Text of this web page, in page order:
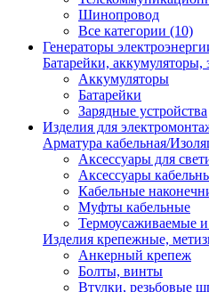
Шинопровод
Все категории (10)
Генераторы
Батарейки, аккумуляторы,
Аккумуляторы
Батарейки
Зарядные устройства
Изделия для
Арматура кабельная/
Аксессуары для
Аксессуары
Кабельные
Муфты кабельные
Термоусаживаемые
Изделия крепежные,
Анкерный крепеж
Болты, винты
Втулки, резьбовые